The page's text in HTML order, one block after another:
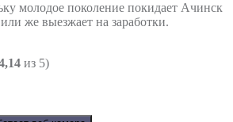
молодое поколение покидает Ачинск
же выезжает на заработки.
из 5)